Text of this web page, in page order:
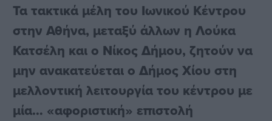
Τα τακτικά μέλη του Ιωνικού Κέντρου
στην Αθήνα, μεταξύ άλλων η Λούκα
Κατσέλη και ο Νίκος Δήμου, ζητούν να
μην ανακατεύεται ο Δήμος Χίου στη
μελλοντική λειτουργία του κέντρου με
μία… «αφοριστική» επιστολή